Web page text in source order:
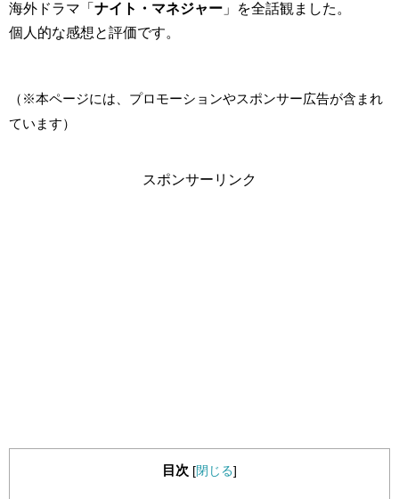
海外ドラマ「 ナイト・マネジャー 」を全話観ました。
個人的な感想と評価です。
（※本ページには、プロモーションやスポンサー広告が含まれ
ています）
スポンサーリンク
目次 [閉じる]